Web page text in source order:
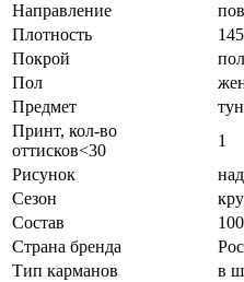
Направление
Плотность
Покрой
Пол
Предмет
Принт, кол-во
оттисков<30
1
Рисунок
Сезон
Состав
Страна бренда
Тип карманов
в